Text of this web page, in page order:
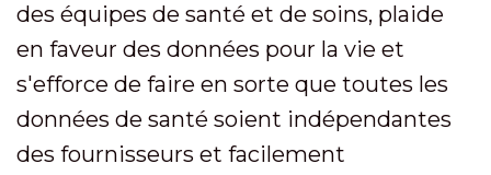
des équipes de santé et de soins, plaide
en faveur des données pour la vie et
s'efforce de faire en sorte que toutes les
données de santé soient indépendantes
des fournisseurs et facilement